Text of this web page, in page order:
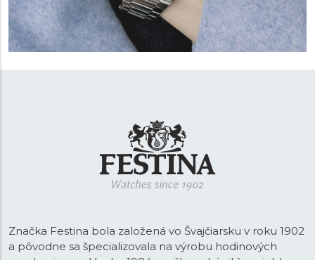
Značka Festina bola založená vo Švajčiarsku v roku 1902
a pôvodne sa špecializovala na výrobu hodinových